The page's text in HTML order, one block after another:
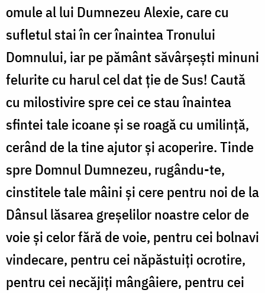
omu­le al lui Dumnezeu Alexie, care cu
sufletul stai în cer înaintea Tronului
Domnului, iar pe pământ săvârşeşti minuni
felurite cu harul cel dat ţie de Sus! Caută
cu milostivire spre cei ce stau înaintea
sfintei tale icoane şi se roagă cu umilinţă,
cerând de la tine ajutor şi acoperire. Tinde
spre Dom­nul Dumnezeu, rugându-te,
cinstitele tale mâini şi cere pentru noi de la
Dânsul lăsarea greşelilor noastre celor de
voie şi celor fără de voie, pen­tru cei bolnavi
vindecare, pentru cei năpăstuiţi ocrotire,
pentru cei necăjiţi mângâiere, pentru cei